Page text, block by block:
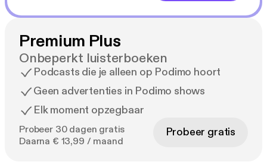
Premium Plus
Onbeperkt luisterboeken
Podcasts die je alleen op Podimo hoort
Geen advertenties in Podimo shows
Elk moment opzegbaar
Probeer 30 dagen gratis
Daarna € 13,99 / maand
Probeer gratis